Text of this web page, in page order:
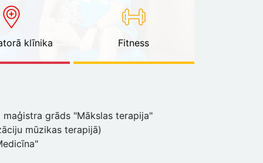
klīnika Fitness
grāds "Mākslas terapija"
mūzikas terapijā)